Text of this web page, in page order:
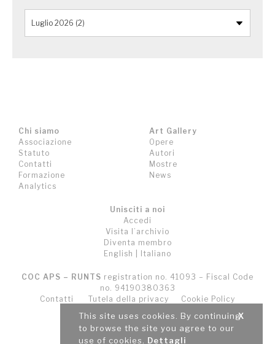
This site uses cookies. By continuing
to browse the site you agree to our
use of cookies. Dettagli
X
Chi siamo
Associazione
Statuto
Contatti
Formazione
Analytics
Art Gallery
Opere
Autori
Mostre
News
Unisciti a noi
Accedi
Visita l’archivio
Diventa membro
English
Italiano
COC APS – RUNTS registration no. 41093 – Fiscal Code
no. 94190380363
Contatti
Tutela della privacy
Cookie Policy